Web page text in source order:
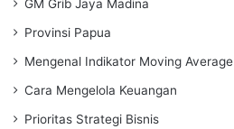
GM Grib Jaya Madina
Provinsi Papua
Mengenal Indikator Moving Average
Cara Mengelola Keuangan
Prioritas Strategi Bisnis